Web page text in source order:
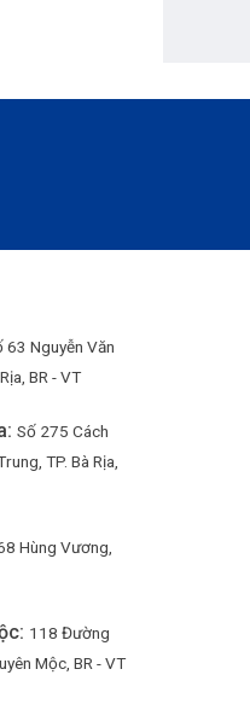
63 Nguyễn Văn
BR - VT
Số 275 Cách
TP. Bà Rịa,
Hùng Vương,
118 Đường
Mộc, BR - VT